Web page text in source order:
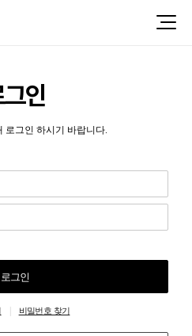
인
로그인 하시기 바랍니다.
로그인
비밀번호 찾기